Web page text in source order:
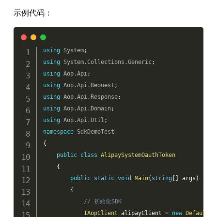
示例代码：
using System;
using
System. Collections .Generic;
using Aop.Api;
using Aop.Api. Request ;
using Aop.Api. Response;
using Aop.Api. Domain ;
using Aop.Api. Util ;
namespace SdkDemoTest
{
public class AlipaySystemOauthToken
{
public static void Main( string args )
{
// 初始化SDK
IAopClient alipayClient = new